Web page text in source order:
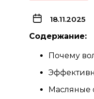
18.11.2025
Содержание:
Почему
Масляные